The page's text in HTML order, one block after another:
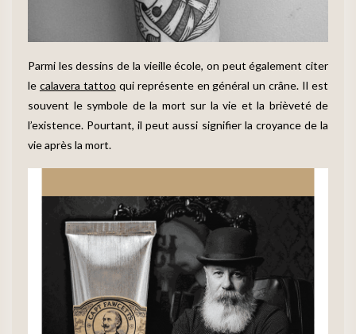
Parmi les dessins de la vieille école, on peut également citer
le calavera tattoo qui représente en général un crâne. Il est
souvent le symbole de la mort sur la vie et la brièveté de
l’existence. Pourtant, il peut aussi signifier la croyance de la
vie après la mort.